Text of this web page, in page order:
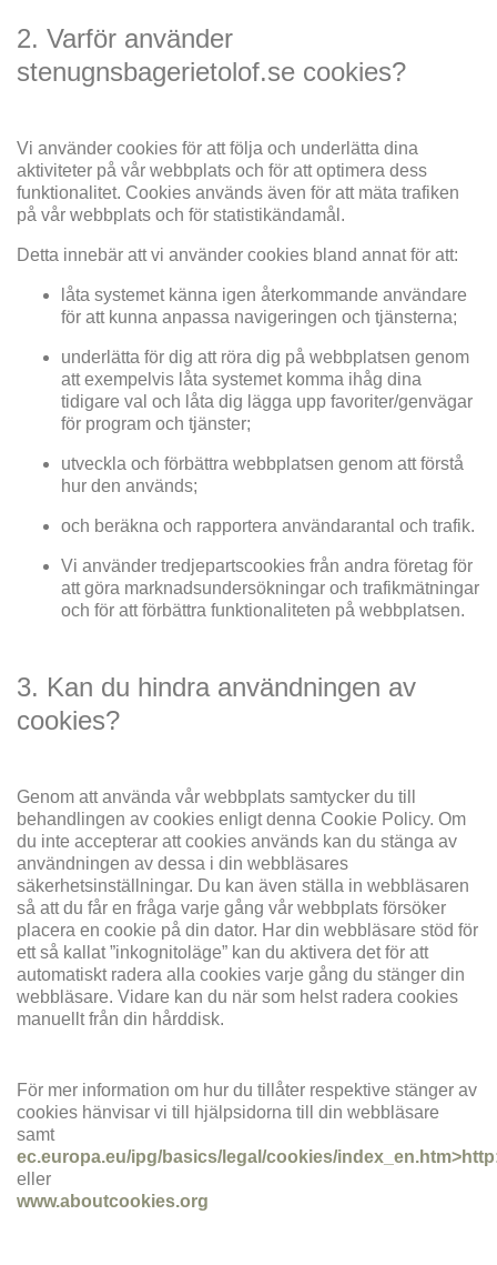
2. Varför använder
stenugnsbagerietolof.se cookies?
Vi använder cookies för att följa och underlätta dina
aktiviteter på vår webbplats och för att optimera dess
funktionalitet. Cookies används även för att mäta trafiken
på vår webbplats och för statistikändamål.
Detta innebär att vi använder cookies bland annat för att:
låta systemet känna igen återkommande användare
för att kunna anpassa navigeringen och tjänsterna;
underlätta för dig att röra dig på webbplatsen genom
att exempelvis låta systemet komma ihåg dina
tidigare val och låta dig lägga upp favoriter/genvägar
för program och tjänster;
utveckla och förbättra webbplatsen genom att förstå
hur den används;
och beräkna och rapportera användarantal och trafik.
Vi använder tredjepartscookies från andra företag för
att göra marknadsundersökningar och trafikmätningar
och för att förbättra funktionaliteten på webbplatsen.
3. Kan du hindra användningen av
cookies?
Genom att använda vår webbplats samtycker du till
behandlingen av cookies enligt denna Cookie Policy. Om
du inte accepterar att cookies används kan du stänga av
användningen av dessa i din webbläsares
säkerhetsinställningar. Du kan även ställa in webbläsaren
så att du får en fråga varje gång vår webbplats försöker
placera en cookie på din dator. Har din webbläsare stöd för
ett så kallat ”inkognitoläge” kan du aktivera det för att
automatiskt radera alla cookies varje gång du stänger din
webbläsare. Vidare kan du när som helst radera cookies
manuellt från din hårddisk.
För mer information om hur du tillåter respektive stänger av
cookies hänvisar vi till hjälpsidorna till din webbläsare
samt
ec.europa.eu/ipg/basics/legal/cookies/
eller
www.aboutcookies.org